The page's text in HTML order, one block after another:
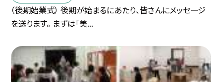
（後期始業式） 後期が始まるにあたり、皆さんにメッセージ
を送ります。 まずは「美...